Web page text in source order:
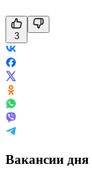
3
Вакансии дня